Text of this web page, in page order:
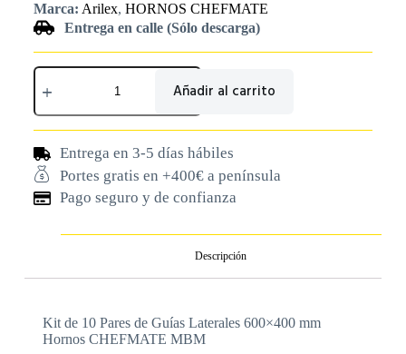
Marca: Arilex, HORNOS CHEFMATE
Entrega en calle (Sólo descarga)
Añadir al carrito
Entrega en 3-5 días hábiles
Portes gratis en +400€ a península
Pago seguro y de confianza
Descripción
Kit de 10 Pares de Guías Laterales 600×400 mm
Hornos CHEFMATE MBM